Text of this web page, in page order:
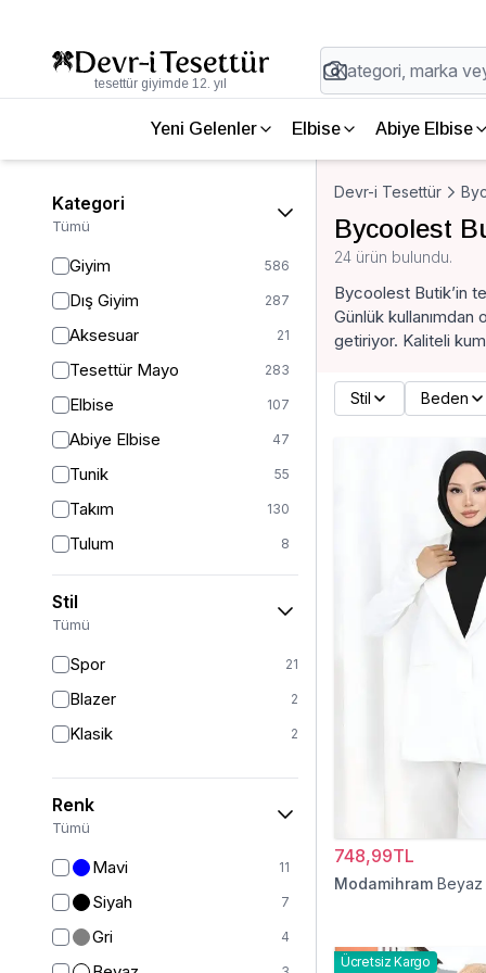
tesettür giyimde 12. yıl
Yeni Gelenler Elbise Abiye Elbise
Kategori
Tümü
Giyim 586
Dış Giyim 287
Aksesuar 21
Tesettür Mayo 283
Elbise 107
Abiye Elbise 47
Tunik 55
Takım 130
Tulum 8
Pantolon 151
Etek 19
Bone 15
Ferace
Kap & Pardesü
Trençkot
Hırka
Stil
Tümü
Spor 21
Blazer 2
Klasik 2
Renk
Tümü
Mavi 11
Siyah 7
Gri 4
Devr-i Tesettür
Bycoolest
24 ürün bulundu.
Bycoolest Butik’in
Günlük
getiriyor. Kaliteli
Stil Beden
748,99TL
Modamihram
Ücretsiz Kargo